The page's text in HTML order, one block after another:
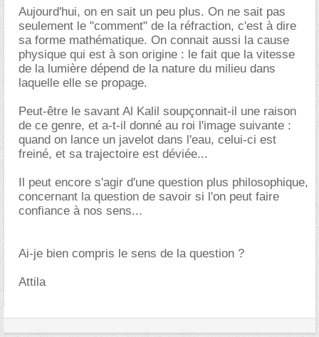
Aujourd'hui, on en sait un peu plus. On ne sait pas
seulement le "comment" de la réfraction, c'est à dire
sa forme mathématique. On connait aussi la cause
physique qui est à son origine : le fait que la vitesse
de la lumière dépend de la nature du milieu dans
laquelle elle se propage.
Peut-être le savant Al Kalil soupçonnait-il une raison
de ce genre, et a-t-il donné au roi l'image suivante :
quand on lance un javelot dans l'eau, celui-ci est
freiné, et sa trajectoire est déviée...
Il peut encore s'agir d'une question plus philosophique,
concernant la question de savoir si l'on peut faire
confiance à nos sens...
Ai-je bien compris le sens de la question ?
Attila